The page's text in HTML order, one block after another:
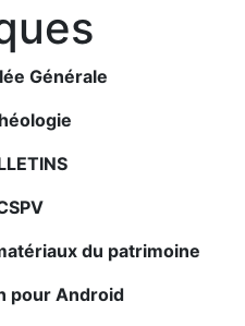
Générale
du patrimoine
pour Android